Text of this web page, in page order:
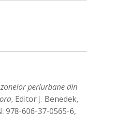
periurbane din
, Editor J. Benedek,
978-606-37-0565-6,